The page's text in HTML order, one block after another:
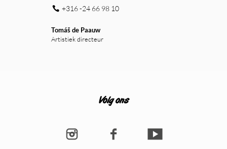
+316 -24 66 98 10
Tomáš de Paauw
Artistiek directeur
Volg ons